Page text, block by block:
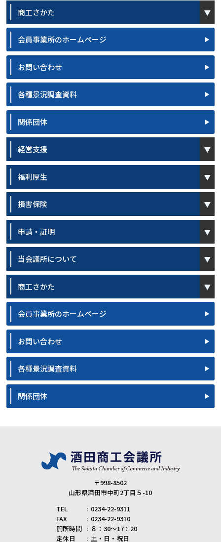
商工さかた
会員事業所のホームページ
お問い合わせ
各種景況調査資料
関係団体
経営支援
福利厚生
損害保険
申請・証明
当会議所について
商工さかた
会員事業所のホームページ
お問い合わせ
各種景況調査資料
関係団体
〒998-8502
山形県酒田市中町2丁目５-10
TEL
0234-22-9311
FAX
0234-22-9310
開所時間
８：30～17：20
定休日
土・日・祝日